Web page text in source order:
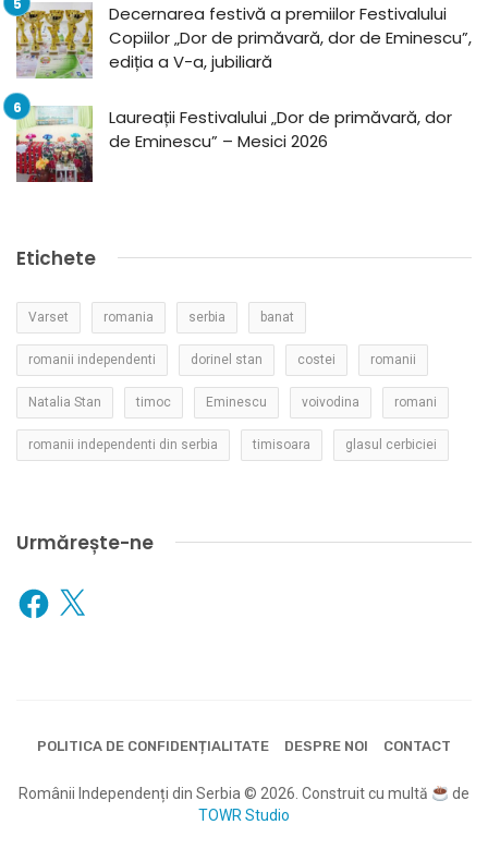
Decernarea festivă a premiilor Festivalului
Copiilor „Dor de primăvară, dor de Eminescu”,
ediția a V-a, jubiliară
Laureații Festivalului „Dor de primăvară, dor
de Eminescu” – Mesici 2026
Etichete
Varset romania serbia banat
romanii independenti dorinel stan costei romanii
Natalia Stan timoc Eminescu voivodina romani
romanii independenti din serbia timisoara glasul cerbiciei
Urmărește-ne
Facebook
X
POLITICA DE CONFIDENȚIALITATE DESPRE NOI CONTACT
Românii Independenți din Serbia © 2026. Construit cu multă
de
TOWR Studio